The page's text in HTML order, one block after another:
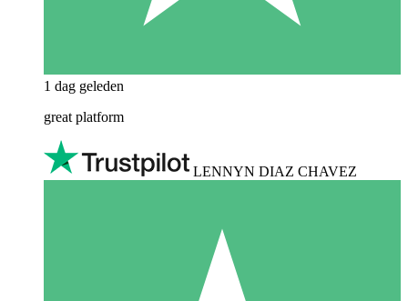
1 dag geleden
great platform
LENNYN DIAZ CHAVEZ